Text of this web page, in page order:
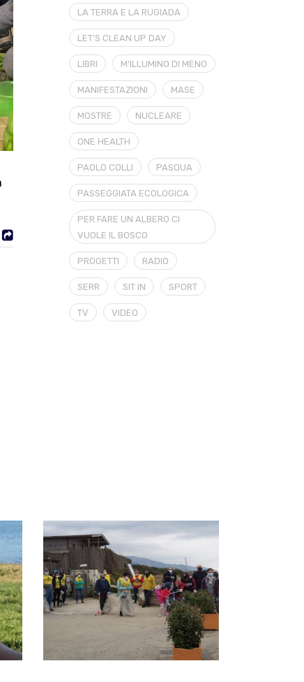
LA TERRA E LA RUGIADA
LET'S CLEAN UP DAY
LIBRI M'ILLUMINO DI MENO
MANIFESTAZIONI MASE
MOSTRE NUCLEARE
ONE HEALTH
PAOLO COLLI PASQUA
PASSEGGIATA ECOLOGICA
PER FARE UN ALBERO CI
VUOLE IL BOSCO
PROGETTI RADIO
SERR SIT IN SPORT
TV VIDEO